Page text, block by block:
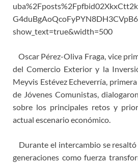
show_text=true&width=500
Oscar Pérez-Oliva Fraga, vice
del Comercio Exterior y la
Meyvis Estévez Echeverría,
de Jóvenes Comunistas,
sobre los principales retos y
actual escenario económico.
Durante el intercambio se resaltó
generaciones como fuerza